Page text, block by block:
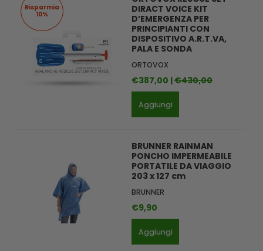
Risparmia
10%
DIRACT VOICE KIT
D’EMERGENZA PER
PRINCIPIANTI CON
DISPOSITIVO A.R.T.VA,
PALA E SONDA
ORTOVOX
€387,00 |€430,00
Aggiungi
BRUNNER RAINMAN
PONCHO IMPERMEABILE
PORTATILE DA VIAGGIO
203 x 127 cm
BRUNNER
€9,90
Aggiungi